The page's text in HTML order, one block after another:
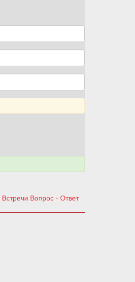
Встречи Вопрос - Ответ